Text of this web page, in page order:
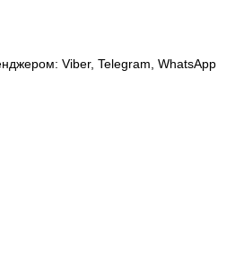
Viber, Telegram, WhatsApp